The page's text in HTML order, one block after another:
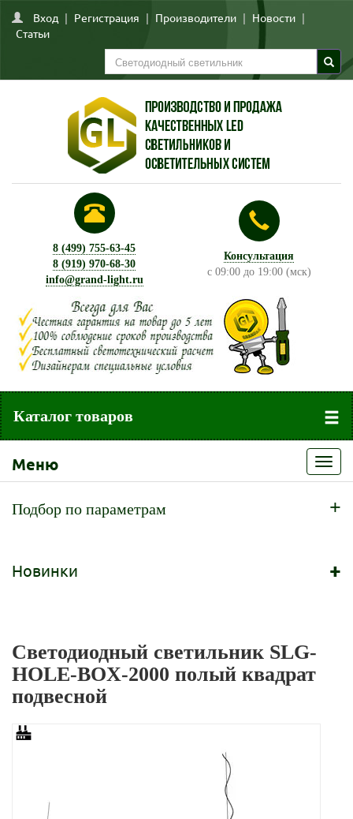
Вход | Регистрация | Производители | Новости |
Статьи
8 (499) 755-63-45
8 (919) 970-68-30
info@grand-light.ru
Консультация
с 09:00 до 19:00 (мск)
Каталог товаров
Меню
Подбор по параметрам +
Новинки +
Светодиодный светильник SLG-
HOLE-BOX-2000 полый квадрат
подвесной